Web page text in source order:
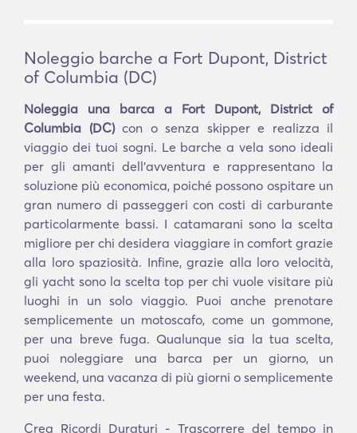
Noleggio barche a Fort Dupont, District
of Columbia (DC)
Noleggia una barca a Fort Dupont, District of
Columbia (DC)con o senza skipper e realizza il
viaggio dei tuoi sogni. Le barche a vela sono ideali
per gli amanti dell'avventura e rappresentano la
soluzione più economica, poiché possono ospitare un
gran numero di passeggeri con costi di carburante
particolarmente bassi. I catamarani sono la scelta
migliore per chi desidera viaggiare in comfort grazie
alla loro spaziosità. Infine, grazie alla loro velocità,
gli yacht sono la scelta top per chi vuole visitare più
luoghi in un solo viaggio. Puoi anche prenotare
semplicemente un motoscafo, come un gommone,
per una breve fuga. Qualunque sia la tua scelta,
puoi noleggiare una barca per un giorno, un
weekend, una vacanza di più giorni o semplicemente
per una festa.
Crea Ricordi Duraturi - Trascorrere del tempo in